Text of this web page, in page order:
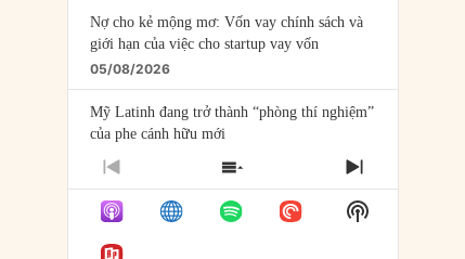
Nợ cho kẻ mộng mơ: Vốn vay chính sách và
giới hạn của việc cho startup vay vốn
05/08/2026
Mỹ Latinh đang trở thành “phòng thí nghiệm”
của phe cánh hữu mới
04/08/2026
Tại sao Trung Quốc phủ nhận cuộc gặp với
Ngoại trưởng Nhật Bản?
04/08/2026
PREVIOUS
EPISODE
SHOW
EPISODES
LIST
NEXT
EPISODE
Show
Podcast